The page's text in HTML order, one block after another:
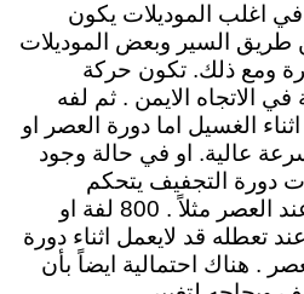
اغلب الموديلات يكون
طريق السير وبعض الموديلات
ومع ذلك. تكون حركة
في الاتجاه الايمن . ثم لفه
الغسيل اما دورة العصر او
عالية. او في حالة وجود
دورة التجفيف يتحكم
المستخدم بعدد اللغات عند العصر مثلاً . 800 لفة او
وعند تعطله قد لايعمل اثناء دورة
. هناك احتمالية ايضاً بأن